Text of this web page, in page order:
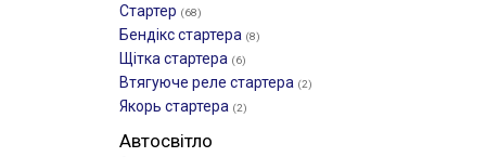
Стартер (68)
Бендікс стартера (8)
Щітка стартера (6)
Втягуюче реле стартера (2)
Якорь стартера (2)
Автосвітло